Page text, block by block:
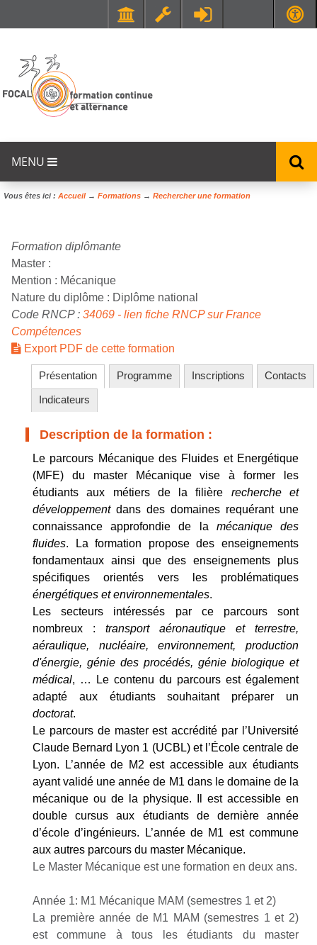
MENU
Vous êtes ici : Accueil→ Formations → Rechercher une formation
Formation diplômante
Master :
Mention : Mécanique
Nature du diplôme : Diplôme national
Code RNCP : 34069 - lien fiche RNCP sur France
Compétences
Export PDF de cette formation
Présentation Programme Inscriptions
Contacts
Indicateurs
Description de la formation :
Le parcours Mécanique des Fluides et Energétique
(MFE) du master Mécanique vise à former les
étudiants aux métiers de la filière recherche et
développementdans des domaines requérant une
connaissance approfondie de la mécanique des
fluides. La formation propose des enseignements
fondamentaux ainsi que des enseignements plus
spécifiques orientés vers les problématiques
énergétiques et environnementales.
Les secteurs intéressés par ce parcours sont
nombreux : transport aéronautique et terrestre,
aéraulique, nucléaire, environnement, production
d'énergie, génie des procédés, génie biologique et
médical, … Le contenu du parcours est également
adapté aux étudiants souhaitant préparer un
doctorat.
Le parcours de master est accrédité par l’Université
Claude Bernard Lyon 1 (UCBL) et l’École centrale de
Lyon. L’année de M2 est accessible aux étudiants
ayant validé une année de M1 dans le domaine de la
mécanique ou de la physique. Il est accessible en
double cursus aux étudiants de dernière année
d’école d’ingénieurs. L’année de M1 est commune
aux autres parcours du master Mécanique.
Le Master Mécanique est une formation en deux ans.
Année 1: M1 Mécanique MAM (semestres 1 et 2)
La première année de M1 MAM (semestres 1 et 2)
est commune à tous les étudiants du master